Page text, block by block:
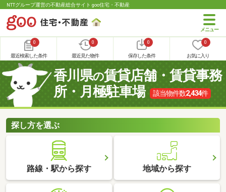
NTTグループ運営の不動産総合サイト goo住宅・不動産
0
最近検索した条件
0
最近見た物件
0
保存した条件
0
お気に入り
香川県の賃貸店舗・賃貸事務
所・月極駐車場
該当物件数2,434件
探し方を選ぶ
路線・駅から探す 地域から探す